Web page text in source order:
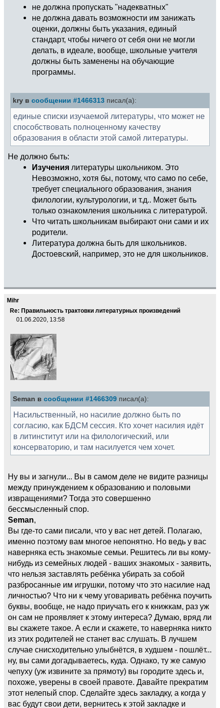
не должна пропускать "надекватных"
не должна давать возможности им занижать
оценки, должны быть указания, единый
стандарт, чтобы ничего от себя они не могли
делать, в идеале, вообще, школьные учителя
должны быть заменены на обучающие
программы.
kry в сообщении #1466313 писал(а):
единые списки изучаемой литературы, что может не
способствовать полноценному качеству
образования в области этой самой литературы.
Не должно быть:
Изучениялитературы школьником. Это
Невозможно, хотя бы, потому, что само по себе,
требует специального образования, знания
филологии, культурологии, и т.д.. Может быть
только ознакомления школьника с литературой.
Что читать школьникам выбирают они сами и их
родители.
Литература должна быть для школьников.
Достоевский, например, это не для школьников.
Mihr
Re: Правильность трактовки литературных произведений
01.06.2020, 13:58
Seman в сообщении #1466309 писал(а):
Насильственный, но насилие должно быть по
согласию, как БДСМ сессия. Кто хочет насилия идёт
в литинститут или на филологический, или
консерваторию, и там насилуется чем хочет.
Ну вы и загнули... Вы в самом деле не видите разницы
между принуждением к образованию и половыми
извращениями? Тогда это совершенно
бессмысленный спор.
Seman,
Вы где-то сами писали, что у вас нет детей. Полагаю,
именно поэтому вам многое непонятно. Но ведь у вас
наверняка есть знакомые семьи. Решитесь ли вы кому-
нибудь из семейных людей - ваших знакомых - заявить,
что нельзя заставлять ребёнка убирать за собой
разбросанные им игрушки, потому что это насилие над
личностью? Что ни к чему уговаривать ребёнка поучить
буквы, вообще, не надо приучать его к книжкам, раз уж
он сам не проявляет к этому интереса? Думаю, вряд ли
вы скажете такое. А если и скажете, то наверняка никто
из этих родителей не станет вас слушать. В лучшем
случае снисходительно улыбнётся, в худшем - пошлёт...
ну, вы сами догадываетесь, куда. Однако, ту же самую
чепуху (уж извините за прямоту) вы городите здесь и,
похоже, уверены в своей правоте. Давайте прекратим
этот нелепый спор. Сделайте здесь закладку, а когда у
вас будут свои дети, вернитесь к этой закладке и